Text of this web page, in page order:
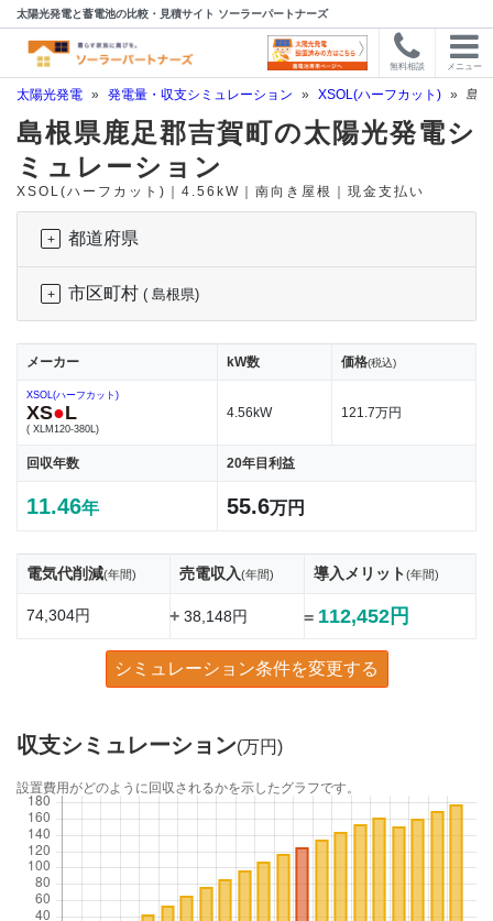
太陽光発電と蓄電池の比較・見積サイト ソーラーパートナーズ
無料相談 メニュー
太陽光発電 » 発電量・収支シミュレーション » XSOL(ハーフカット) » 島
島根県鹿足郡吉賀町の太陽光発電シ
ミュレーション
XSOL(ハーフカット)｜4.56kW｜南向き屋根｜現金支払い
都道府県
市区町村 ( 島根県)
メーカー kW数 価格(税込)
XSOL(ハーフカット)
XS●L
( XLM120-380L)
4.56kW 121.7万円
回収年数 20年目利益
11.46年 55.6万円
電気代削減(年間) 売電収入(年間) 導入メリット(年間)
74,304円 +38,148円 = 112,452円
シミュレーション条件を変更する
収支シミュレーション(万円)
設置費用がどのように回収されるかを示したグラフです。